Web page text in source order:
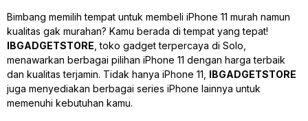
Bimbang memilih tempat untuk membeli iPhone 11 murah namun
kualitas gak murahan? Kamu berada di tempat yang tepat!
IBGADGETSTORE, toko gadget terpercaya di Solo,
menawarkan berbagai pilihan iPhone 11 dengan harga terbaik
dan kualitas terjamin. Tidak hanya iPhone 11, IBGADGETSTORE
juga menyediakan berbagai series iPhone lainnya untuk
memenuhi kebutuhan kamu.